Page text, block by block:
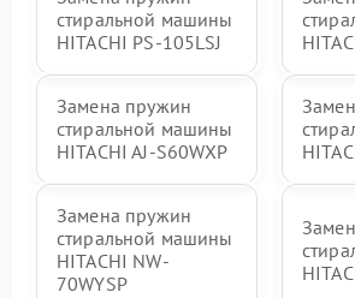
стиральной машины
HITACHI PS-105LSJ
Замена пружин
стиральной машины
HITACHI AJ-S60WXP
Замена пружин
стиральной машины
HITACHI NW-
70WYSP